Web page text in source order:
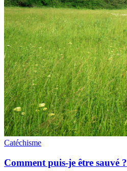
Catéchisme
Comment puis-je être sauvé ?